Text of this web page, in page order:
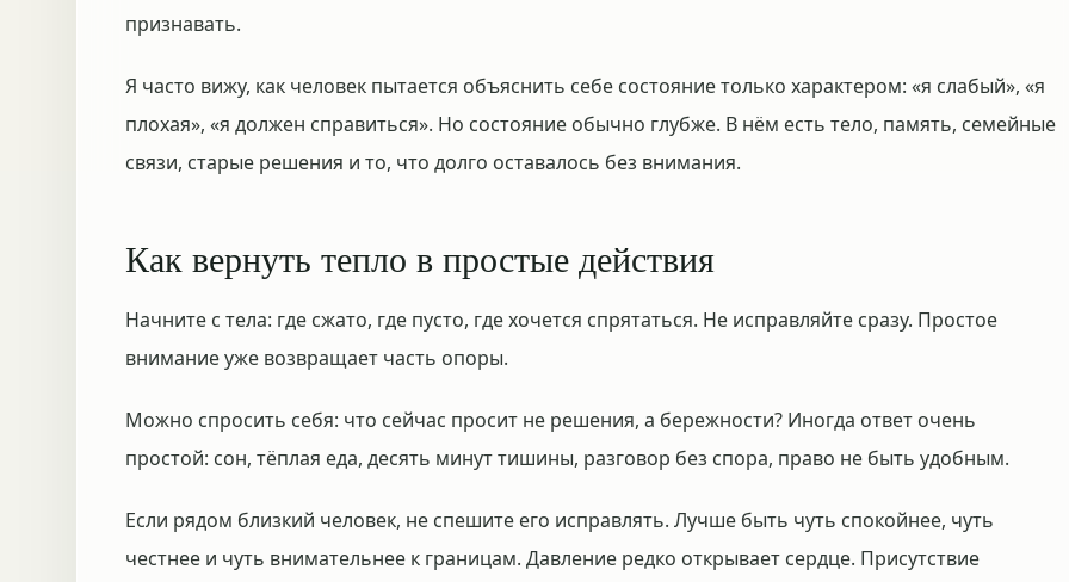
признавать.
Я часто вижу, как человек пытается объяснить себе состояние только характером: «я слабый», «я
плохая», «я должен справиться». Но состояние обычно глубже. В нём есть тело, память, семейные
связи, старые решения и то, что долго оставалось без внимания.
Как вернуть тепло в простые действия
Начните с тела: где сжато, где пусто, где хочется спрятаться. Не исправляйте сразу. Простое
внимание уже возвращает часть опоры.
Можно спросить себя: что сейчас просит не решения, а бережности? Иногда ответ очень
простой: сон, тёплая еда, десять минут тишины, разговор без спора, право не быть удобным.
Если рядом близкий человек, не спешите его исправлять. Лучше быть чуть спокойнее, чуть
честнее и чуть внимательнее к границам. Давление редко открывает сердце. Присутствие